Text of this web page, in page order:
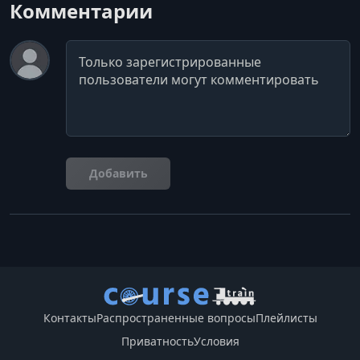
Комментарии
Комментарий
Добавить
КонтактыРаспространенные вопросыПлейлисты
ПриватностьУсловия